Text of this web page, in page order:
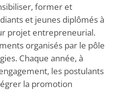
former et
et jeunes diplômés à
projet entrepreneurial.
organisés par le pôle
Chaque année, à
les postulants
la promotion